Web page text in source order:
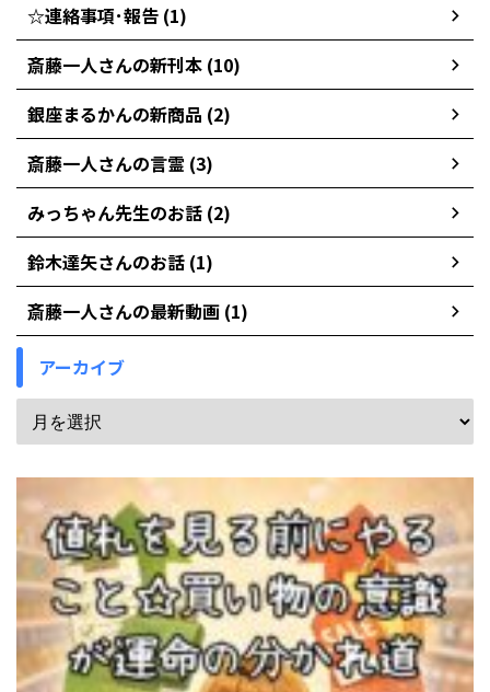
☆連絡事項･報告 (1)
斎藤一人さんの新刊本 (10)
銀座まるかんの新商品 (2)
斎藤一人さんの言霊 (3)
みっちゃん先生のお話 (2)
鈴木達矢さんのお話 (1)
斎藤一人さんの最新動画 (1)
アーカイブ